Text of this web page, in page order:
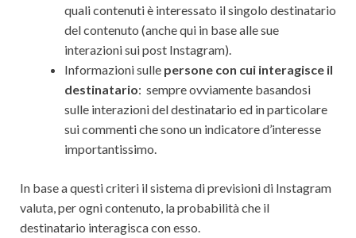
quali contenuti è interessato il singolo destinatario
del contenuto (anche qui in base alle sue
interazioni sui post Instagram).
Informazioni sulle persone con cui interagisce il
destinatario: sempre ovviamente basandosi
sulle interazioni del destinatario ed in particolare
sui commenti che sono un indicatore d’interesse
importantissimo.
In base a questi criteri il sistema di previsioni di Instagram
valuta, per ogni contenuto, la probabilità che il
destinatario interagisca con esso.